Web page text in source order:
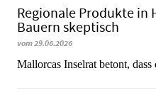
Regionale Produkte in
Bauern skeptisch
vom 29.06.2026
Mallorcas Inselrat betont,